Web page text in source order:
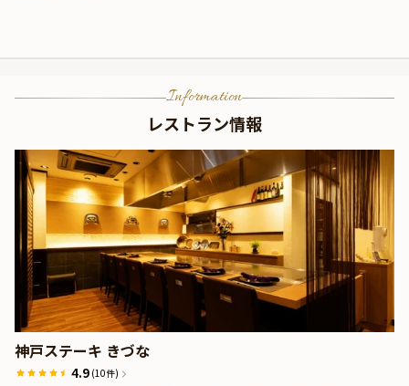
Information
レストラン情報
神戸ステーキ きづな
4.9 (10件)